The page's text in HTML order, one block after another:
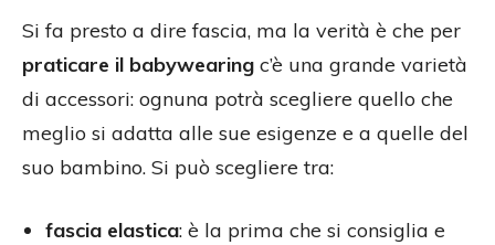
Si fa presto a dire fascia, ma la verità è che per
praticare il babywearing c’è una grande varietà
di accessori: ognuna potrà scegliere quello che
meglio si adatta alle sue esigenze e a quelle del
suo bambino. Si può scegliere tra:
fascia elastica: è la prima che si consiglia e